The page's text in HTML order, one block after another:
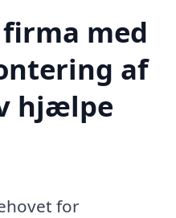
med
af
hjælpe
for